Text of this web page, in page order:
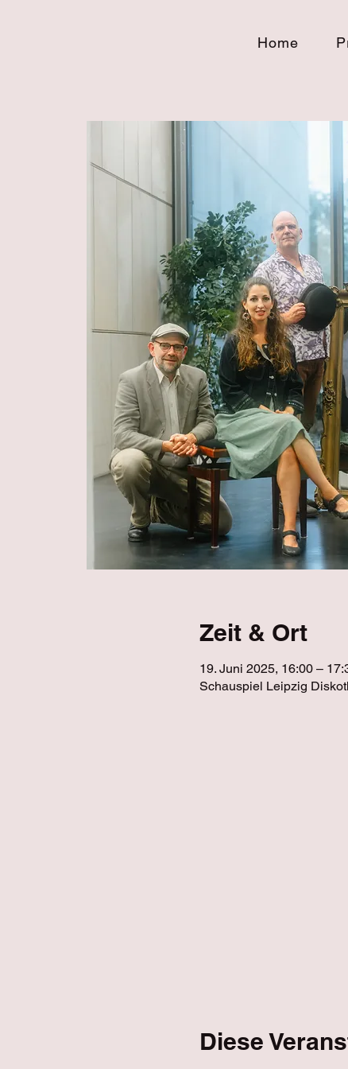
Home
Zeit & Ort
19. Juni 2025, 16:00 –
Schauspiel Leipzig
Diese